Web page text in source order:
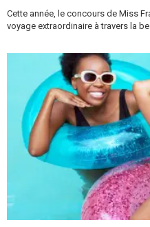
Cette année, le concours de Miss
voyage extraordinaire à travers la